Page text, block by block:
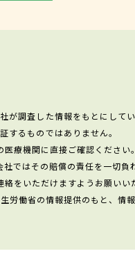
調査した情報をもとにしてい
するものではありません。
療機関に直接ご確認ください。
ではその賠償の責任を一切負
をいただけますようお願いい
働省の情報提供のもと、情報